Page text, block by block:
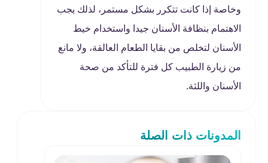
وخاصة إذا كانت تتكرر بشكل مستمر، لذلك يجب
الاهتمام بنظافة الأسنان جيدا واستخدام خيط
الأسنان لتخلص من بقايا الطعام العالقة، ولا مانع
من زيارة الطبيب كل فترة للتأكد من صحة
الأسنان واللثة.
المدونات ذات الصلة